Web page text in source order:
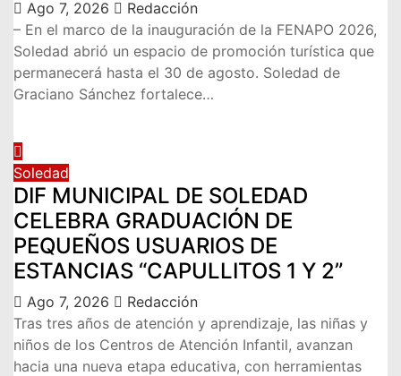
Ago 7, 2026
Redacción
– En el marco de la inauguración de la FENAPO 2026,
Soledad abrió un espacio de promoción turística que
permanecerá hasta el 30 de agosto. Soledad de
Graciano Sánchez fortalece…
Soledad
DIF MUNICIPAL DE SOLEDAD
CELEBRA GRADUACIÓN DE
PEQUEÑOS USUARIOS DE
ESTANCIAS “CAPULLITOS 1 Y 2”
Ago 7, 2026
Redacción
Tras tres años de atención y aprendizaje, las niñas y
niños de los Centros de Atención Infantil, avanzan
hacia una nueva etapa educativa, con herramientas